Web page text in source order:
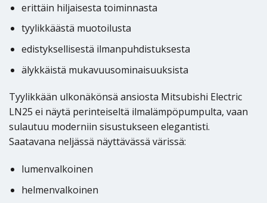
erittäin hiljaisesta toiminnasta
tyylikkäästä muotoilusta
edistyksellisestä ilmanpuhdistuksesta
älykkäistä mukavuusominaisuuksista
Tyylikkään ulkonäkönsä ansiosta Mitsubishi Electric
LN25 ei näytä perinteiseltä ilmalämpöpumpulta, vaan
sulautuu moderniin sisustukseen elegantisti.
Saatavana neljässä näyttävässä värissä:
lumenvalkoinen
helmenvalkoinen